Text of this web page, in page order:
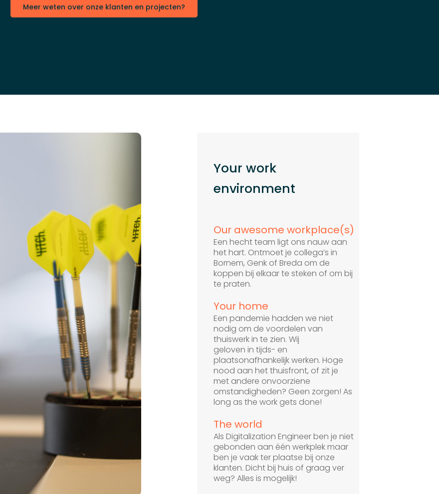
Meer weten over onze klanten en projecten?
Your work
environment
Our awesome workplace(s)
Een hecht team ligt ons nauw aan
het hart. Ontmoet je collega’s in
Bornem, Genk of Breda om de
koppen bij elkaar te steken of om bij
te praten.
Your home
Een pandemie hadden we niet
nodig om de voordelen van
thuiswerk in te zien. Wij
geloven in tijds- en
plaatsonafhankelijk werken. Hoge
nood aan het thuisfront, of zit je
met andere onvoorziene
omstandigheden? Geen zorgen! As
long as the work gets done!
The world
Als Digitalization Engineer ben je niet
gebonden aan één werkplek maar
ben je vaak ter plaatse bij onze
klanten. Dicht bij huis of graag ver
weg? Alles is mogelijk!